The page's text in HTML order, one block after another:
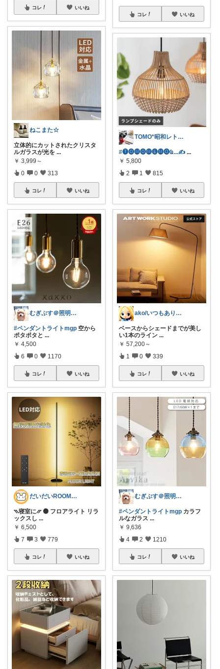
コレ いいね
ねこまた☆
立体的にカットされたクリスタ
ルガラスが光を ...
￥ 3,999～
0 0 313
コレ いいね
むぎぷす＠照明とインテリアと北欧食器
#ペンダントライトmgp 空から
ポタポタと ...
￥ 4,500
6 0 1170
コレ いいね
だいだいROOM@整う暮らし｜インテリア
⳹寝室に⳼ 🟠 フロアライト リラ
ックスし ...
￥ 6,500
7 3 779
コレ いいね
コレ いいね
TOMO*昭和レトロ 📷🍎
#🅣🅞︎🅜🅞︎🅜🅔︎🅜🅞︎︎︎︎Ҩ...✍ ...
￥ 5,800
2 1 815
コレ いいね
ako/いつもありがとう🌈5日感謝
ベースからシェードまでが美し
い1本のライン ...
￥ 57,200～
1 0 339
コレ いいね
むぎぷす＠照明とインテリアと北欧食器
#ペンダントライトmgp カラフ
ルなガラス ...
￥ 9,636
4 2 1210
コレ いいね